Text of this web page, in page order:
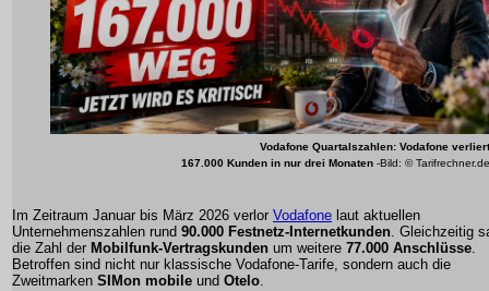
Vodafone Quartalszahlen: Vodafone verliert
167.000 Kunden in nur drei Monaten -Bild: © Tarifrechner.de
Im Zeitraum Januar bis März 2026 verlor Vodafone laut aktuellen
Unternehmenszahlen rund 90.000 Festnetz-Internetkunden. Gleichzeitig
die Zahl der Mobilfunk-Vertragskunden um weitere 77.000 Anschlüsse.
Betroffen sind nicht nur klassische Vodafone-Tarife, sondern auch die
Zweitmarken SIMon mobile und Otelo.